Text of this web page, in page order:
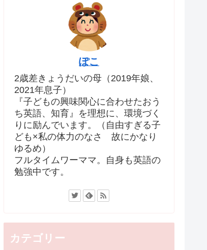
ぽこ
2歳差きょうだいの母（2019年娘、
2021年息子）
『子どもの興味関心に合わせたおう
ち英語、知育』を理想に、環境づく
りに励んでいます。（自由すぎる子
ども×私の体力のなさ 故にかなり
ゆるめ）
フルタイムワーママ。自身も英語の
勉強中です。
カテゴリー